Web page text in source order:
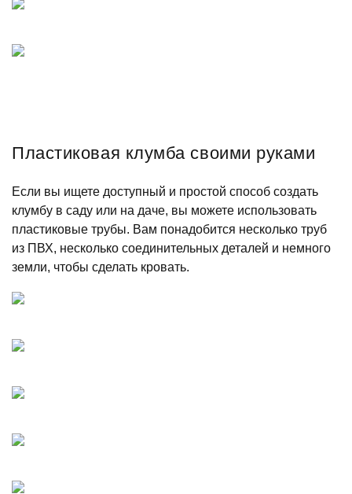
Пластиковая клумба своими руками
Если вы ищете доступный и простой способ создать
клумбу в саду или на даче, вы можете использовать
пластиковые трубы. Вам понадобится несколько труб
из ПВХ, несколько соединительных деталей и немного
земли, чтобы сделать кровать.